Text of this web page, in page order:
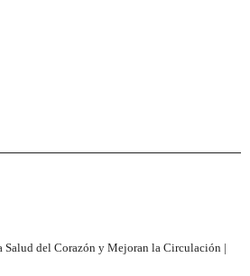
Salud del Corazón y Mejoran la Circulación |